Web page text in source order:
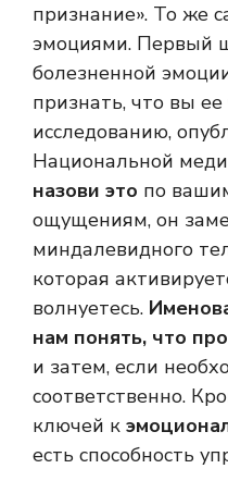
признание». То же
эмоциями. Первый
болезненной
признать, что вы ее
исследованию,
Национальной
назови это по
ощущениям, он
миндалевидного
которая
волнуетесь.
нам понять, что
и затем, если
соответственно.
ключей к
есть способность